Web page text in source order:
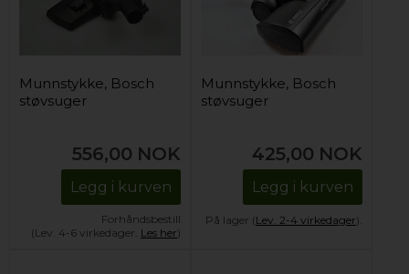
Munnstykke, Bosch
støvsuger
556,00 NOK
Legg i kurven
Forhåndsbestill
(Lev. 4-6 virkedager. Les her)
Munnstykke, Bosch
støvsuger
425,00 NOK
Legg i kurven
På lager (Lev. 2-4 virkedager).